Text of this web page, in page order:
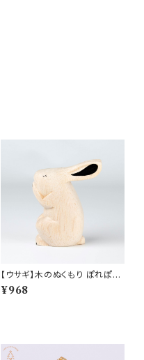
【ウサギ】木のぬくもり ぽれぽれ
動物
¥968